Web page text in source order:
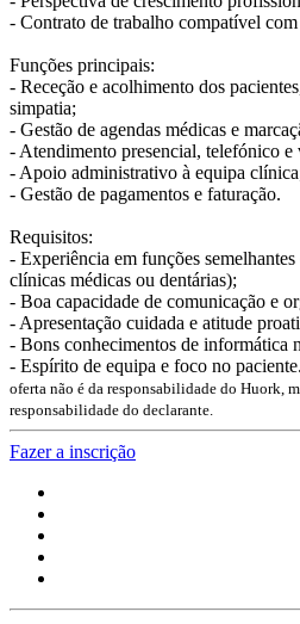
- Contrato de trabalho compatível
Funções principais:
- Receção e acolhimento dos
simpatia;
- Gestão de agendas médicas e
- Atendimento presencial, telefónico e
- Apoio administrativo à equipa
- Gestão de pagamentos e faturação.
Requisitos:
- Experiência em funções
clínicas médicas ou dentárias);
- Boa capacidade de comunicação e
- Apresentação cuidada e atitude
- Bons conhecimentos de informática
- Espírito de equipa e foco no paciente.
oferta não é da responsabilidade do Huork,
responsabilidade do declarante.
Fazer a inscrição